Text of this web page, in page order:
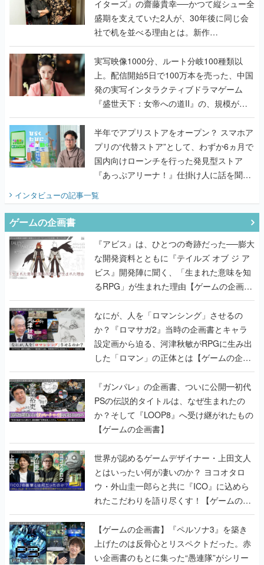
イターズ』の齋藤貴幸──かつて縦シュー全
盛期を支えていた2人が、30年後に同じ会
社で机を並べる理由とは。新作
『TATSUJIN EXTREME』で初タッグを組
んだレジェンド2人に訊く開発秘話
実写映像1000分、ルート分岐100種類以
上。配信開始5日で100万本を売った、中国
発の実写インタラクティブドラマゲーム
『盛世天下：女帝への道II』の、規模が違
うこだわりをプロデューサーに聞いた
半年でアプリストアをオープン？ スマホア
プリの“代替ストア”として、わずか6ヵ月で
国内向けローンチを行った発見型ストア
『あっぷアリーナ！』仕掛け人に話を聞い
てみた
インタビューの記事一覧
ゲームの企画書
『アビス』は、ひとつの奇跡だった──膨大
な開発資料とともに『テイルズ オブ ジ ア
ビス』開発陣に聞く、「生まれた意味を知
るRPG」が生まれた理由【ゲームの企画
書】
なにが、人を「ロマンシング」させるの
か？『ロマサガ2』当時の企画書とキャラ
設定画から迫る、河津秋敏がRPGに生み出
した「ロマン」の正体とは【ゲームの企画
書】
『ガンパレ』の企画書、ついに公開━初代
PSの伝説的タイトルは、なぜ生まれたの
か？そして『LOOP8』へ受け継がれたもの
【ゲームの企画書】
世界が認めるゲームデザイナー・上田文人
とはいったい何が凄いのか？ ヨコオタロ
ウ・外山圭一郎らと共に『ICO』に込めら
れたこだわりを語り尽くす！【ゲームの企
画書】
【ゲームの企画書】『ペルソナ3』を築き
上げたのは反骨心とリスペクトだった。赤
い企画書のもとに集った“愚連隊”がシリー